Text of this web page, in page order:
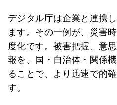
デジタル庁は企業と連携し
ます。その一例が、災害
度化です。被害把握、意
報を、国・自治体・関係
ることで、より迅速で的
す。